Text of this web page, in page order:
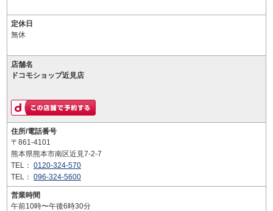
定休日
無休
店舗名
ドコモショップ近見店
住所/電話番号
〒861-4101
熊本県熊本市南区近見7-2-7
TEL： 0120-324-570
TEL： 096-324-5600
営業時間
午前10時〜午後6時30分